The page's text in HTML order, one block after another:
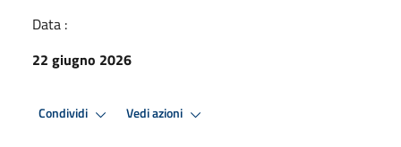
Data :
22 giugno 2026
Condividi Vedi azioni